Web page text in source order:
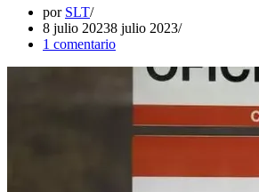
por SLT
8 julio 20238 julio 2023
1 comentario